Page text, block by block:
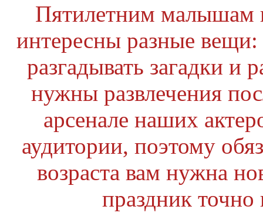
Пятилетним малышам
интересны разные
разгадывать загадки и
нужны развлечения
арсенале наших
аудитории, поэтому
возраста вам нужна
праздник точно